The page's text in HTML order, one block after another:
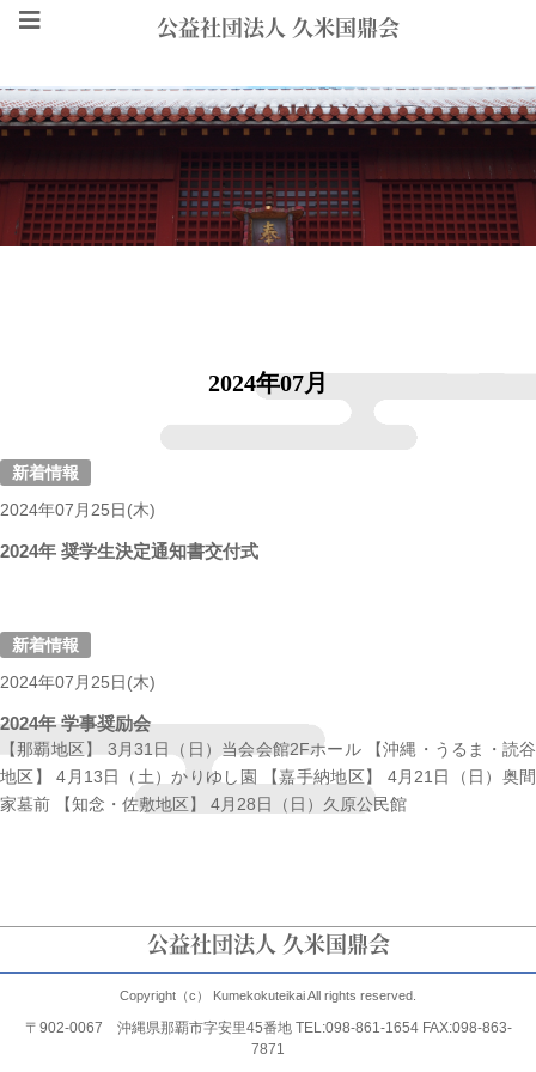
2024年07月
新着情報
2024年07月25日(木)
2024年 奨学生決定通知書交付式
新着情報
2024年07月25日(木)
2024年 学事奨励会
【那覇地区】 3月31日（日）当会会館2Fホール 【沖縄・うるま・読谷
地区】 4月13日（土）かりゆし園 【嘉手納地区】 4月21日（日）奥間
家墓前 【知念・佐敷地区】 4月28日（日）久原公民館
公益社団法人 久米国鼎会
公益社団法人 久米国鼎会
Copyright（c） Kumekokuteikai All rights reserved.
〒902-0067 沖縄県那覇市字安里45番地 TEL:098-861-1654 FAX:098-863-
7871